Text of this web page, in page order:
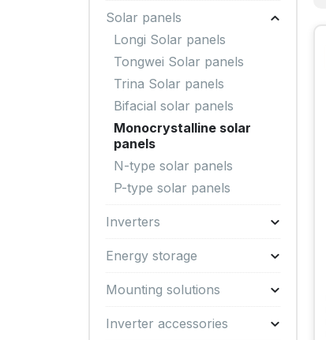
Solar panels
Longi Solar panels
Tongwei Solar panels
Trina Solar panels
Bifacial solar panels
Monocrystalline solar
panels
N-type solar panels
P-type solar panels
Inverters
Energy storage
Mounting solutions
Inverter accessories